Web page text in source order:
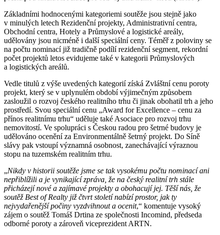
Základními hodnocenými kategoriemi soutěže jsou stejně jako
v minulých letech Rezidenční projekty, Administrativní centra,
Obchodní centra, Hotely a Průmyslové a logistické areály,
udělovány jsou nicméně i další speciální ceny. Téměř z poloviny se
na počtu nominací již tradičně podílí rezidenční segment, rekordní
počet projektů letos evidujeme také v kategorii Průmyslových
a logistických areálů.
Vedle titulů z výše uvedených kategorií získá Zvláštní cenu poroty
projekt, který se v uplynulém období výjimečným způsobem
zasloužil o rozvoj českého realitního trhu či jinak obohatil trh a jeho
prostředí. Svou speciální cenu „Award for Excellence – cenu za
přínos realitnímu trhu“ uděluje také Asociace pro rozvoj trhu
nemovitostí. Ve spolupráci s Českou radou pro šetrné budovy je
udělováno ocenění za Environmentálně šetrný projekt. Do Síně
slávy pak vstoupí významná osobnost, zanechávající výraznou
stopu na tuzemském realitním trhu.
„Nikdy v historii soutěže jsme se tak vysokému počtu nominací ani
nepřiblížili a je vynikající zpráva, že na český realitní trh stále
přicházejí nové a zajímavé projekty a obohacují jej. Těší nás, že
soutěž Best of Realty již čtvrt století nabízí prostor, jak ty
nejvydařenější počiny vyzdvihnout a ocenit,“ komentuje vysoký
zájem o soutěž Tomáš Drtina ze společnosti Incomind, předseda
odborné poroty a zároveň viceprezident ARTN.